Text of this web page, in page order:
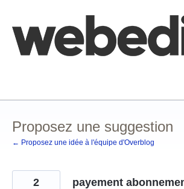
contenu
Proposez une suggestion
← Proposez une idée à l'équipe d'Overblog
payement
2